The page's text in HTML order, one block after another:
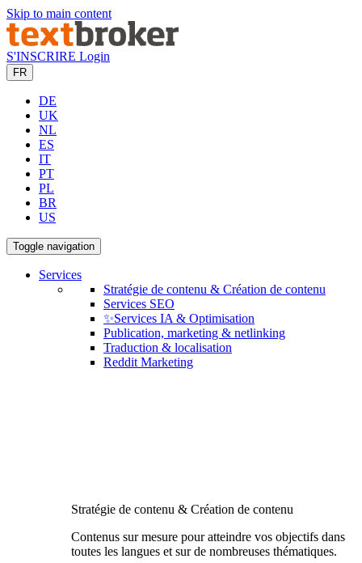
Skip to main content
S'INSCRIRE Login
FR
DE
UK
NL
ES
IT
PT
PL
BR
US
Toggle navigation
Services
Stratégie de contenu & Création de contenu
Services SEO
✨Services IA & Optimisation
Publication, marketing & netlinking
Traduction & localisation
Reddit Marketing
Stratégie de contenu & Création de contenu
Contenus sur mesure pour atteindre vos objectifs dans
toutes les langues et sur de nombreuses thématiques.